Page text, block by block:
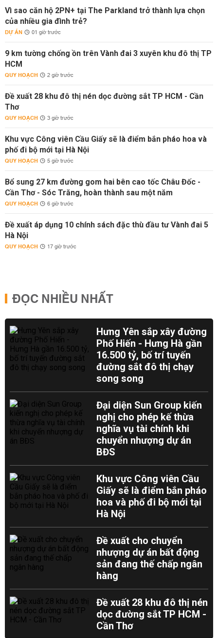
Vì sao căn hộ 2PN+ tại The Parkland trở thành lựa chọn
của nhiều gia đình trẻ?
DỰ ÁN 01 giờ trước
9 km tường chống ồn trên Vành đai 3 xuyên khu đô thị TP
HCM
QUY HOẠCH 2 giờ trước
Đề xuất 28 khu đô thị nén dọc đường sắt TP HCM - Cần
Thơ
QUY HOẠCH 3 giờ trước
Khu vực Công viên Cầu Giấy sẽ là điểm bắn pháo hoa và
phố đi bộ mới tại Hà Nội
QUY HOẠCH 5 giờ trước
Bổ sung 27 km đường gom hai bên cao tốc Châu Đốc -
Cần Thơ - Sóc Trăng, hoàn thành sau một năm
QUY HOẠCH 6 giờ trước
Đề xuất áp dụng 10 chính sách đặc thù đầu tư Vành đai 5
Hà Nội
QUY HOẠCH 17 giờ trước
ĐỌC NHIỀU NHẤT
Hưng Yên sắp xây đường
Phố Hiến - Hưng Hà gần
16.500 tỷ, bố trí tuyến
đường sắt đô thị chạy
song song
Đại diện Sun Group kiến
nghị cho phép kế thừa
nghĩa vụ tài chính khi
chuyển nhượng dự án
BĐS
Khu vực Công viên Cầu
Giấy sẽ là điểm bắn pháo
hoa và phố đi bộ mới tại
Hà Nội
Đề xuất cho chuyển
nhượng dự án bất động
sản đang thế chấp ngân
hàng
Đề xuất 28 khu đô thị nén
dọc đường sắt TP HCM -
Cần Thơ